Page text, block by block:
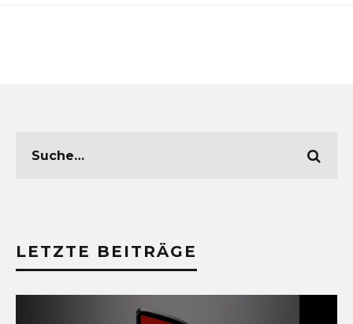
LETZTE BEITRÄGE